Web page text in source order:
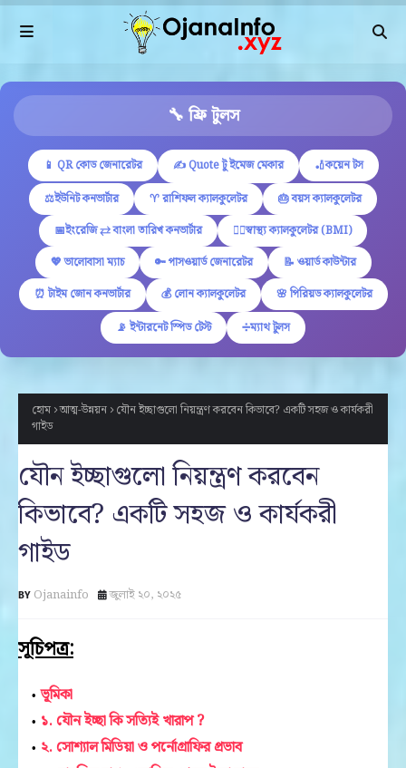
🔧 ফ্রি টুলস
📱 QR কোড জেনারেটর ✍ Quote টু ইমেজ মেকার
🏏কয়েন টস
⚖️ইউনিট কনভার্টার
♈ রাশিফল ক্যালকুলেটর
🎂 বয়স ক্যালকুলেটর
📅ইংরেজি ⇄ বাংলা তারিখ কনভার্টার
🏋️‍♂️স্বাস্থ্য ক্যালকুলেটর (BMI)
💖 ভালোবাসা ম্যাচ
🔑 পাসওয়ার্ড জেনারেটর
📝 ওয়ার্ড কাউন্টার
⏰ টাইম জোন কনভার্টার
💰 লোন ক্যালকুলেটর
🌸 পিরিয়ড ক্যালকুলেটর
📡 ইন্টারনেট স্পিড টেস্ট
➗ম্যাথ টুলস
হোম আত্ম-উন্নয়ন যৌন ইচ্ছাগুলো নিয়ন্ত্রণ করবেন কিভাবে? একটি সহজ ও কার্যকরী
গাইড
যৌন ইচ্ছাগুলো নিয়ন্ত্রণ করবেন
কিভাবে? একটি সহজ ও কার্যকরী
গাইড
Ojanainfo জুলাই ২০, ২০২৫
সূচিপত্র:
ভূমিকা
১. যৌন ইচ্ছা কি সত্যিই খারাপ ?
২. সোশ্যাল মিডিয়া ও পর্নোগ্রাফির প্রভাব